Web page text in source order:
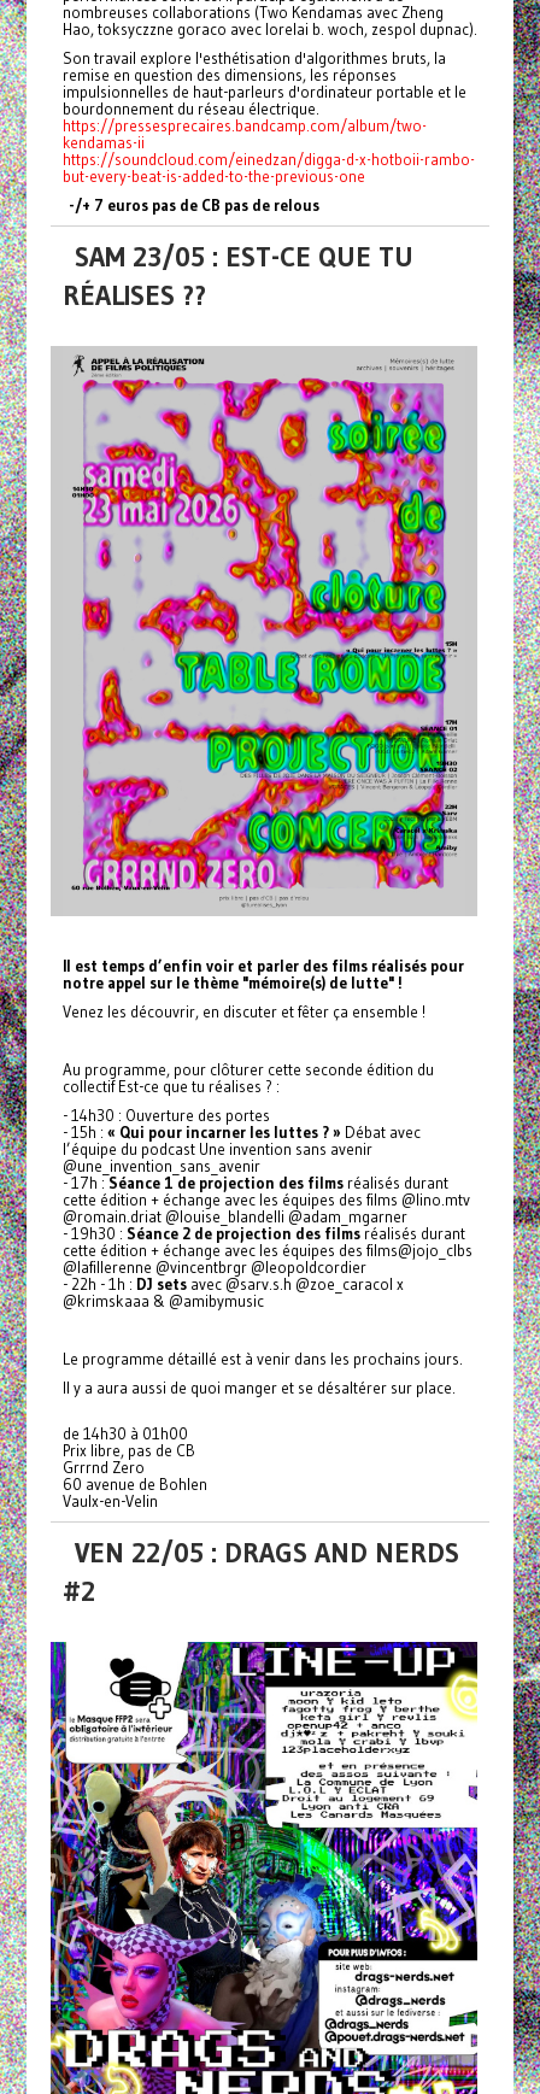
nombreuses collaborations (Two Kendamas avec Zheng
Hao, toksyczzne goraco avec lorelai b. woch, zespol dupnac).
Son travail explore l'esthétisation d'algorithmes bruts, la
remise en question des dimensions, les réponses
impulsionnelles de haut-parleurs d'ordinateur portable et le
bourdonnement du réseau électrique.
https://pressesprecaires.bandcamp.com/album/two-
kendamas-ii
https://soundcloud.com/einedzan/digga-d-x-hotboii-rambo-
but-every-beat-is-added-to-the-previous-one
-/+ 7 euros pas de CB pas de relous
SAM 23/05 : EST-CE QUE TU
RÉALISES ??
Il est temps d’enfin voir et parler des films réalisés pour
notre appel sur le thème "mémoire(s) de lutte" !
Venez les découvrir, en discuter et fêter ça ensemble !
Au programme, pour clôturer cette seconde édition du
collectif Est-ce que tu réalises ? :
- 14h30 : Ouverture des portes
- 15h : « Qui pour incarner les luttes ? » Débat avec
l’équipe du podcast Une invention sans avenir
@une_invention_sans_avenir
- 17h : Séance 1 de projection des filmsréalisés durant
cette édition + échange avec les équipes des films @lino.mtv
@romain.driat @louise_blandelli @adam_mgarner
- 19h30 : Séance 2 de projection des filmsréalisés durant
cette édition + échange avec les équipes des films@jojo_clbs
@lafillerenne @vincentbrgr @leopoldcordier
- 22h - 1h : DJ setsavec @sarv.s.h @zoe_caracol x
@krimskaaa & @amibymusic
Le programme détaillé est à venir dans les prochains jours.
Il y a aura aussi de quoi manger et se désaltérer sur place.
de 14h30 à 01h00
Prix libre, pas de CB
Grrrnd Zero
60 avenue de Bohlen
Vaulx-en-Velin
VEN 22/05 : DRAGS AND NERDS
#2